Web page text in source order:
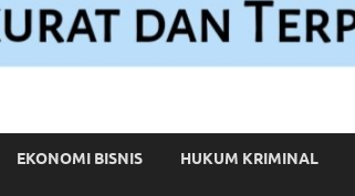
EKONOMI BISNIS HUKUM KRIMINAL